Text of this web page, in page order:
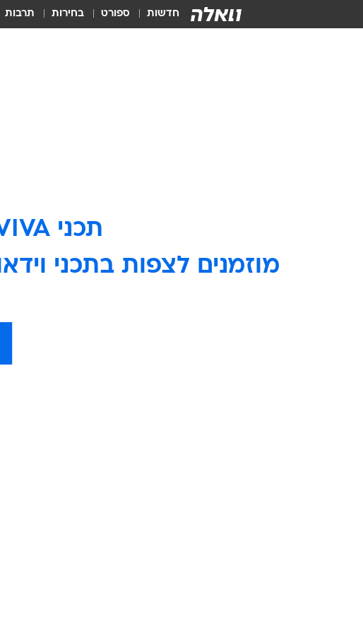
חדשות ספורט בחירות תרבות
תכני VIVA אינם זמינים יותר באתר וואלה.
מוזמנים לצפות בתכני